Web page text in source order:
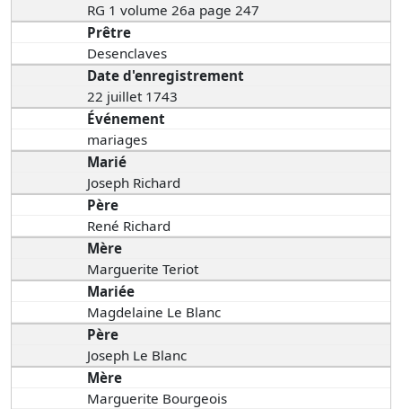
RG 1 volume 26a page 247
Prêtre
Desenclaves
Date d'enregistrement
22 juillet 1743
Événement
mariages
Marié
Joseph Richard
Père
René Richard
Mère
Marguerite Teriot
Mariée
Magdelaine Le Blanc
Père
Joseph Le Blanc
Mère
Marguerite Bourgeois